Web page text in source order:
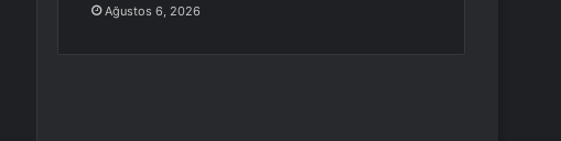
Ağustos 6, 2026